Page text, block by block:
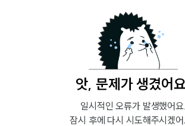
앗, 문제가 생겼어
일시적인 오류가 발생했어요.
잠시 후에 다시 시도해주시겠